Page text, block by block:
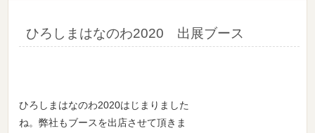
ひろしまはなのわ2020 出展ブース
ひろしまはなのわ2020はじまりました
ね。弊社もブースを出店させて頂きま